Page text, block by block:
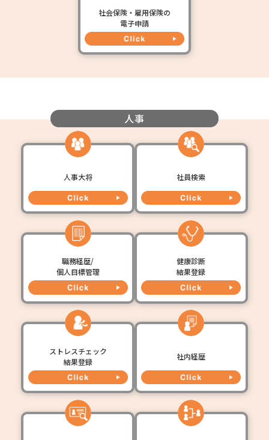
社会保険・雇用保険の
電子申請
人事
人事大将 社員検索
職務経歴/
個人目標管理
健康診断
結果登録
ストレスチェック
結果登録
社内経歴